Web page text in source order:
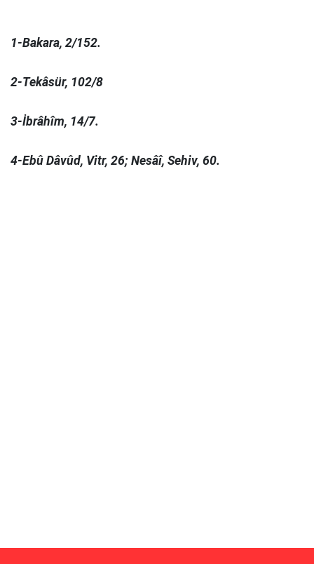
1-Bakara, 2/152.
2-Tekâsür, 102/8
3-İbrâhîm, 14/7.
4-Ebû Dâvûd, Vitr, 26; Nesâî, Sehiv, 60.